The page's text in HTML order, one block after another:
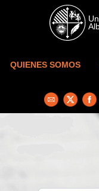
Skip to main content
QUIENES SOMOS